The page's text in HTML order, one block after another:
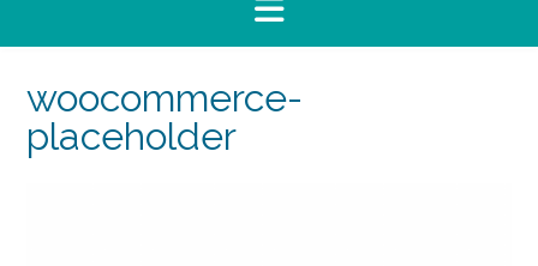
woocommerce-
placeholder